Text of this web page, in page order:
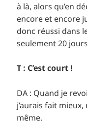
à là, alors qu’en
encore et encore
donc réussi dans
seulement 20
T : C’est court !
DA : Quand je
j’aurais fait
même.